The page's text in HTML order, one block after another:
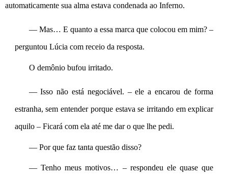
automaticamente sua alma estava condenada ao Inferno.
— Mas… E quanto a essa marca que colocou em mim? –
perguntou Lúcia com receio da resposta.
O demônio bufou irritado.
— Isso não está negociável. – ele a encarou de forma
estranha, sem entender porque estava se irritando em explicar
aquilo – Ficará com ela até me dar o que lhe pedi.
— Por que faz tanta questão disso?
— Tenho meus motivos… – respondeu ele quase que